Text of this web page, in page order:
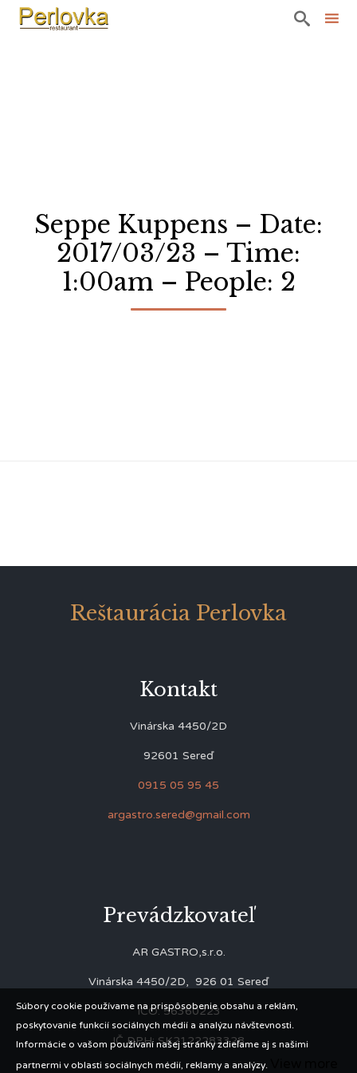

Seppe Kuppens – Date:
2017/03/23 – Time:
1:00am – People: 2
Reštaurácia Perlovka
Kontakt
Vinárska 4450/2D
92601 Sereď
0915 05 95 45
argastro.sered@gmail.com
Prevádzkovateľ
AR GASTRO,s.r.o.
Vinárska 4450/2D, 926 01 Sereď
IČO: 56360223
IČ DPH: SK2122283328
Súbory cookie používame na prispôsobenie obsahu a reklám,
poskytovanie funkcií sociálnych médií a analýzu návštevnosti.
Informácie o vašom používaní našej stránky zdieľame aj s našimi
partnermi v oblasti sociálnych médií, reklamy a analýzy.